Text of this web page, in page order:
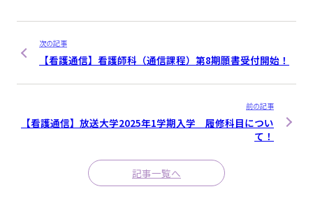
次の記事
【看護通信】看護師科（通信課程）第8期願書受付開始！
前の記事
【看護通信】放送大学2025年1学期入学 履修科目につい
て！
記事一覧へ